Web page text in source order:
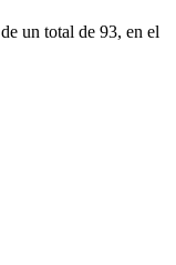
un total de 93, en el